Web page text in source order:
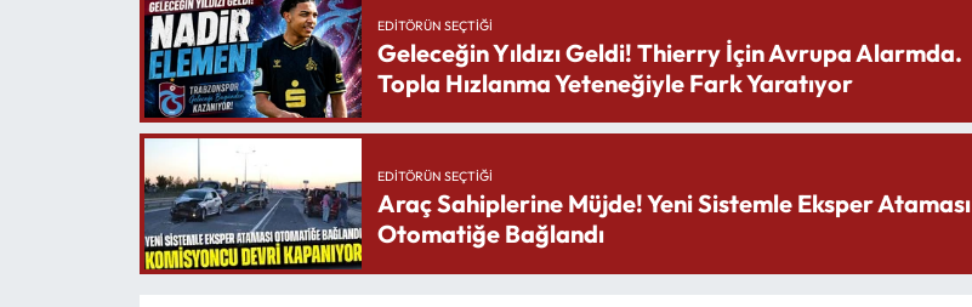
EDITÖRÜN SEÇTIĞI
Geleceğin Yıldızı Geldi! Thierry İçin Avrupa Alarmda.
Topla Hızlanma Yeteneğiyle Fark Yaratıyor
EDITÖRÜN SEÇTIĞI
Araç Sahiplerine Müjde! Yeni Sistemle Eksper Ataması
Otomatiğe Bağlandı